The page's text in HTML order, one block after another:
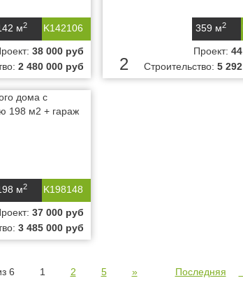
K142106
м2
38 000 руб
2 480 000 руб
359 м2
2
Проект:
Строительство: 5
K198148
м2
37 000 руб
3 485 000 руб
6 1 2 5 » Последняя